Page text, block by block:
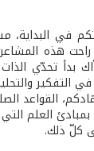
في
راحت هذه
بدأ تحدّي
القواعد
العلم التي
كلّ ذلك.